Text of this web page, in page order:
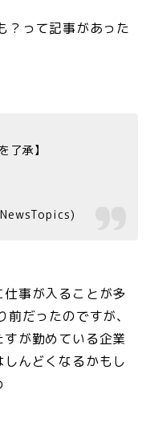
？って記事があった
了承】
事が入ることが多
だったのですが、
が勤めている企業
んどくなるかもし